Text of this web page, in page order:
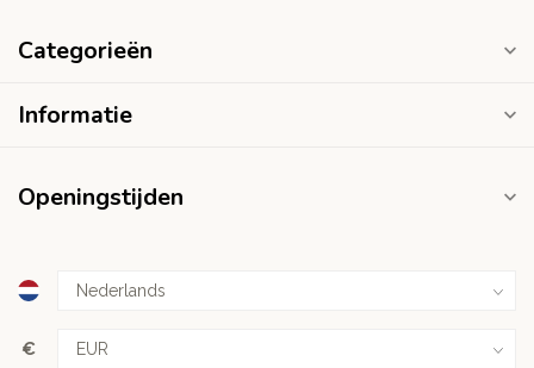
Categorieën
Informatie
Openingstijden
€